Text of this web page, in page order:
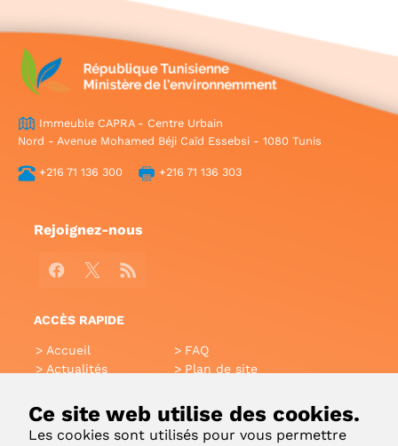
Ce site web utilise des cookies.
Les cookies sont utilisés pour vous permettre
Immeuble CAPRA - Centre Urbain
Nord - Avenue Mohamed Béji Caïd Essebsi - 1080 Tunis
+216 71 136 300 +216 71 136 303
Rejoignez-nous
Facebook
X RSS
ACCÈS RAPIDE
Accueil
Actualités
Glossaire
Liens utiles
FAQ
Plan de site
Intranet
Applications Mobiles